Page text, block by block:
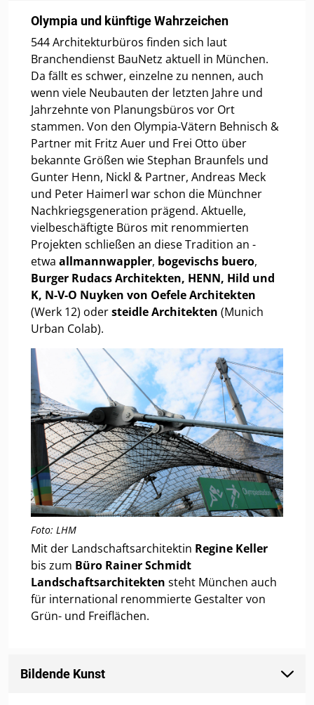
Olympia und künftige Wahrzeichen
544 Architekturbüros finden sich laut
Branchendienst BauNetz aktuell in München.
Da fällt es schwer, einzelne zu nennen, auch
wenn viele Neubauten der letzten Jahre und
Jahrzehnte von Planungsbüros vor Ort
stammen. Von den Olympia-Vätern Behnisch &
Partner mit Fritz Auer und Frei Otto über
bekannte Größen wie Stephan Braunfels und
Gunter Henn, Nickl & Partner, Andreas Meck
und Peter Haimerl war schon die Münchner
Nachkriegsgeneration prägend. Aktuelle,
vielbeschäftigte Büros mit renommierten
Projekten schließen an diese Tradition an -
etwa allmannwappler, bogevischs buero,
Burger Rudacs Architekten, HENN, Hild und
K, N-V-O Nuyken von Oefele Architekten
(Werk 12) odersteidle Architekten (Munich
Urban Colab).
Foto: LHM
Mit der Landschaftsarchitektin Regine Keller
bis zum Büro Rainer Schmidt
Landschaftsarchitekten steht München auch
für international renommierte Gestalter von
Grün- und Freiflächen.
Bildende Kunst